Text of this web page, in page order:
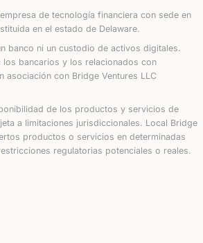
de tecnología financiera con sede en
en el estado de Delaware.
banco ni un custodio de activos digitales.
los bancarios y los relacionados con
asociación con Bridge Ventures LLC
de los productos y servicios de
a limitaciones jurisdiccionales. Local Bridge
productos o servicios en determinadas
regulatorias potenciales o reales.